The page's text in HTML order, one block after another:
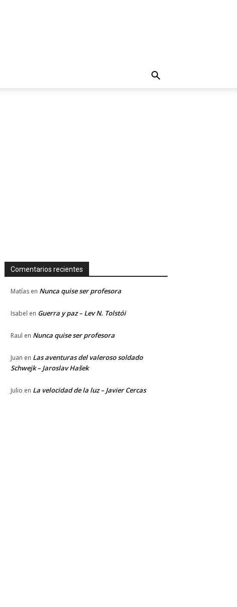
Comentarios recientes
Matías en Nunca quise ser profesora
Isabel en Guerra y paz – Lev N. Tolstói
Raul en Nunca quise ser profesora
Juan en Las aventuras del valeroso soldado
Schwejk – Jaroslav Hašek
Julio en La velocidad de la luz – Javier Cercas